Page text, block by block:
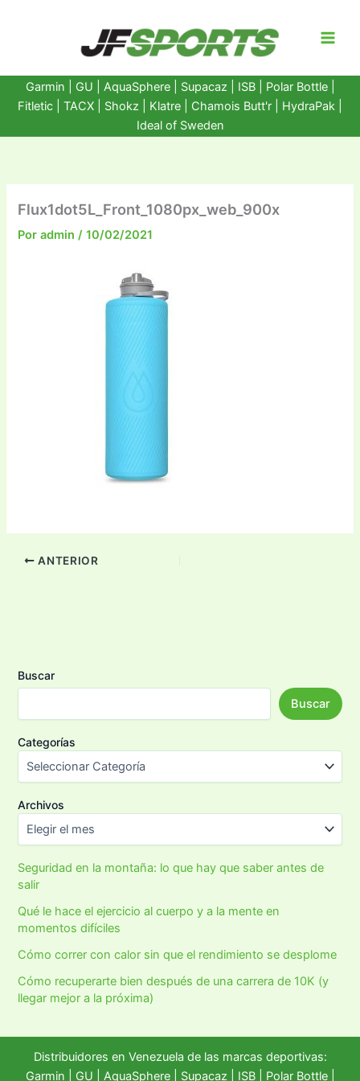
Garmin GU AquaSphere| Supacaz | ISB | Polar Bottle|
Fitletic
TACX Shokz Klatre Chamois Butt'r HydraPak
Ideal of Sweden
Flux1dot5L_Front_1080px_web_900x
Poradmin/10/02/2021
ANTERIOR
Buscar
Buscar
Categorías
Archivos
Seguridad en la montaña: lo que hay que saber antes de
salir
Qué le hace el ejercicio al cuerpo y a la mente en
momentos difíciles
Cómo correr con calor sin que el rendimiento se desplome
Cómo recuperarte bien después de una carrera de 10K (y
llegar mejor a la próxima)
Distribuidores en Venezuela de las marcas deportivas:
Garmin
GU AquaSphere| Supacaz | ISB | Polar Bottle|